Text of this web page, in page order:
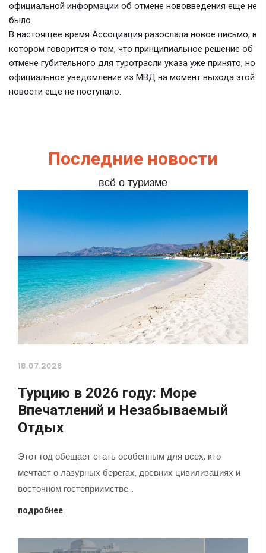
официальной информации об отмене нововведения еще не
было.
В настоящее время Ассоциация разослала новое письмо, в
котором говорится о том, что принципиальное решение об
отмене губительного для туротрасли указа уже принято, но
официальное уведомление из МВД на момент выхода этой
новости еще не поступало.
Последние новости
всё о туризме
18.07.2026
Турцию в 2026 году: Море
Впечатлений и Незабываемый
Отдых
Этот год обещает стать особенным для всех, кто
мечтает о лазурных берегах, древних цивилизациях и
восточном гостеприимстве…
подробнее